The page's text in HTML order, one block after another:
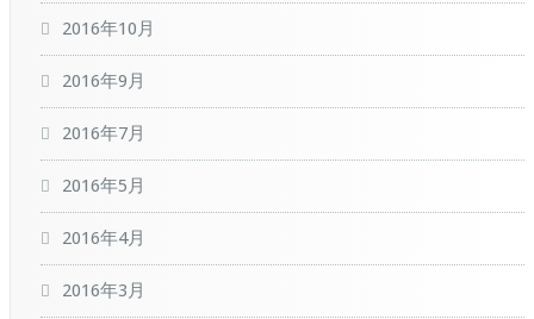
2016年10月
2016年9月
2016年7月
2016年5月
2016年4月
2016年3月